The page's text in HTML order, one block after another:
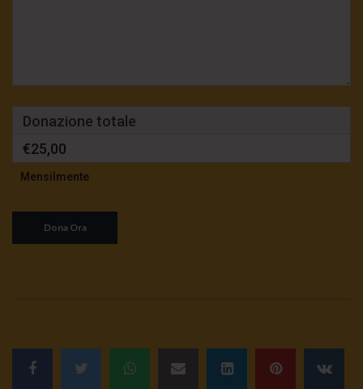
Donazione totale
€25,00
Mensilmente